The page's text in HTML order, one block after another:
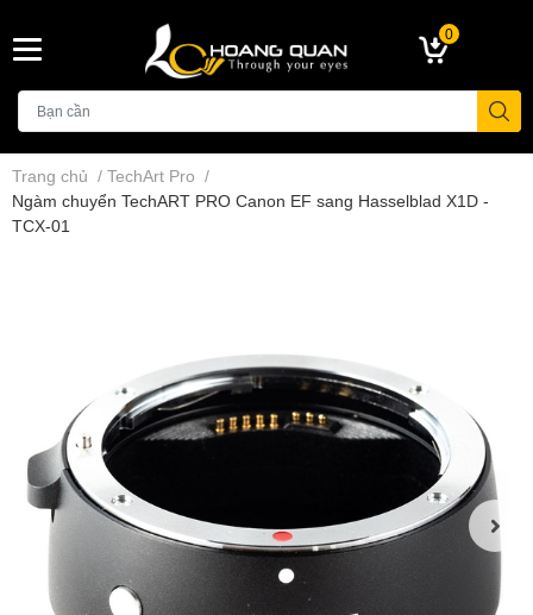
0
Trang chủ / TechArt Pro /
Ngàm chuyển TechART PRO Canon EF sang Hasselblad X1D -
TCX-01